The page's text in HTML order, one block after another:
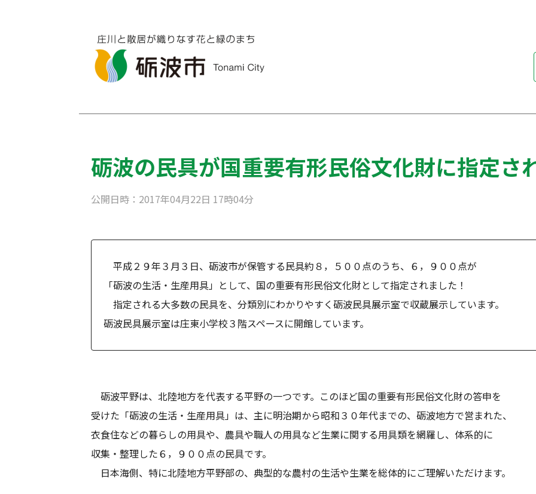
砺波の民具が国重要有形民俗文化財に指定さ
公開日時：2017年04月22日 17時04分
平成２９年３月３日、砺波市が保管する民具約８，５００点のうち、６，９００点が
「砺波の生活・生産用具」として、国の重要有形民俗文化財として指定されました！
指定される大多数の民具を、分類別にわかりやすく砺波民具展示室で収蔵展示しています。
砺波民具展示室は庄東小学校３階スペースに開館しています。
砺波平野は、北陸地方を代表する平野の一つです。このほど国の重要有形民俗文化財の答申を
受けた「砺波の生活・生産用具」は、主に明治期から昭和３０年代までの、砺波地方で営まれた、
衣食住などの暮らしの用具や、農具や職人の用具など生業に関する用具類を網羅し、体系的に
収集・整理した６，９００点の民具です。
日本海側、特に北陸地方平野部の、典型的な農村の生活や生業を総体的にご理解いただけます。